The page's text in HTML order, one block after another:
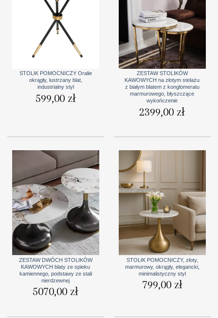
STOLIK POMOCNICZY Oralie
okrągły, lustrzany blat,
industrialny styl
599,00 zł
ZESTAW STOLIKÓW
KAWOWYCH na złotym stelażu
z białym blatem z konglomeratu
marmurowego, błyszczące
wykończenie
2399,00 zł
ZESTAW DWÓCH STOLIKÓW
KAWOWYCH blaty ze spieku
kamiennego, podstawy ze stali
nierdzewnej
5070,00 zł
STOLIK POMOCNICZY, złoty,
marmurowy, okrągły, elegancki,
minimalistyczny styl
799,00 zł